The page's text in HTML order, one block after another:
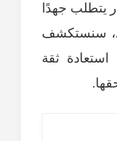
يتطلب جهدًا
سنستكشف
ثقة